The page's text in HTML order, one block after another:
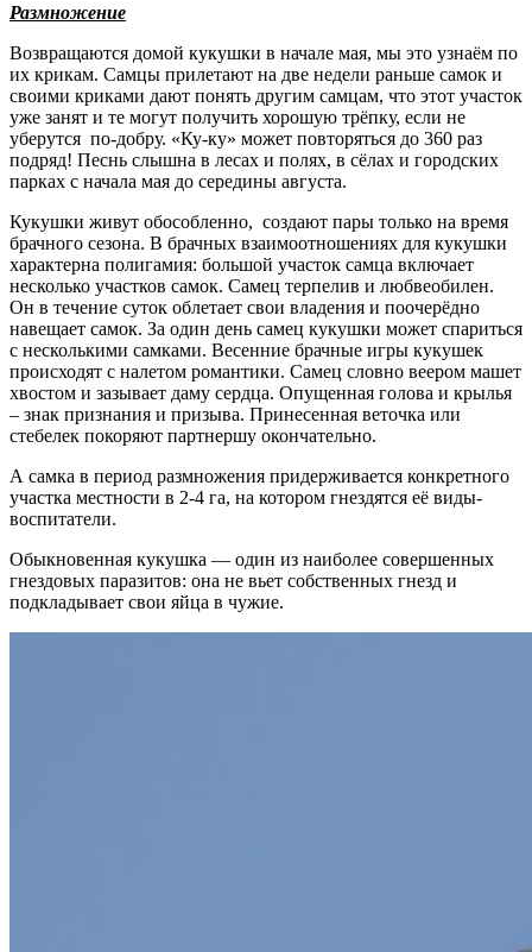
Размножение
Возвращаются домой кукушки в начале мая, мы это узнаём по
их крикам. Самцы прилетают на две недели раньше самок и
своими криками дают понять другим самцам, что этот участок
уже занят и те могут получить хорошую трёпку, если не
уберутся по-добру. «Ку-ку» может повторяться до 360 раз
подряд! Песнь слышна в лесах и полях, в сёлах и городских
парках с начала мая до середины августа.
Кукушки живут обособленно, создают пары только на время
брачного сезона. В брачных взаимоотношениях для кукушки
характерна полигамия: большой участок самца включает
несколько участков самок. Самец терпелив и любвеобилен.
Он в течение суток облетает свои владения и поочерёдно
навещает самок. За один день самец кукушки может спариться
с несколькими самками. Весенние брачные игры кукушек
происходят с налетом романтики. Самец словно веером машет
хвостом и зазывает даму сердца. Опущенная голова и крылья
– знак признания и призыва. Принесенная веточка или
стебелек покоряют партнершу окончательно.
А самка в период размножения придерживается конкретного
участка местности в 2-4 га, на котором гнездятся её виды-
воспитатели.
Обыкновенная кукушка — один из наиболее совершенных
гнездовых паразитов: она не вьет собственных гнезд и
подкладывает свои яйца в чужие.